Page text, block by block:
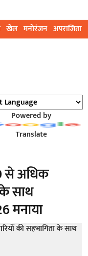
खेल मनोरंजन अपराजिता
Powered by
Translate
से अधिक
साथ
मनाया